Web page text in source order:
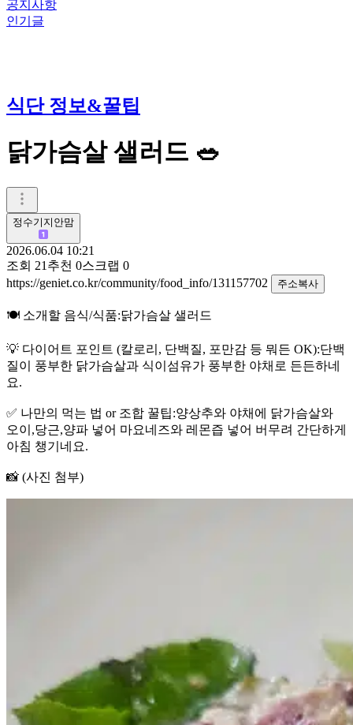
공지사항
인기글
식단 정보&꿀팁
닭가슴살 샐러드 🥗
정수기지안맘
2026.06.04 10:21
조회 21 추천 0스크랩 0
https://geniet.co.kr/community/food_info/131157702
주소복사
🍽️ 소개할 음식/식품:닭가슴살 샐러드
💡 다이어트 포인트 (칼로리, 단백질, 포만감 등 뭐든 OK):단백
질이 풍부한 닭가슴살과 식이섬유가 풍부한 야채로 든든하네
요.
✅ 나만의 먹는 법 or 조합 꿀팁:양상추와 야채에 닭가슴살와
오이,당근,양파 넣어 마요네즈와 레몬즙 넣어 버무려 간단하게
아침 챙기네요.
📸 (사진 첨부)